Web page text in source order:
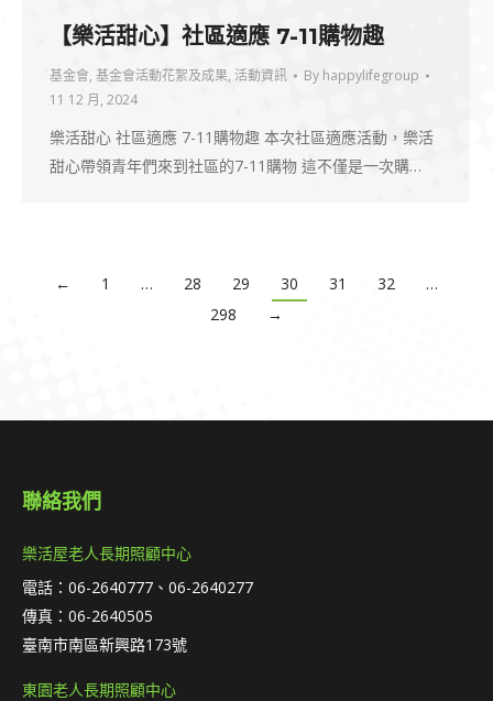
【樂活甜心】社區適應 7-11購物趣
基金會, 基金會活動花絮及成果, 活動資訊 By happylifegroup
11 12 月, 2024
樂活甜心 社區適應 7-11購物趣 本次社區適應活動，樂活
甜心帶領青年們來到社區的7-11購物 這不僅是一次購…
← 1 … 28 29 30 31 32
…
298
→
聯絡我們
樂活屋老人長期照顧中心
電話：06-2640777、06-2640277
傳真：06-2640505
臺南市南區新興路173號
東園老人長期照顧中心